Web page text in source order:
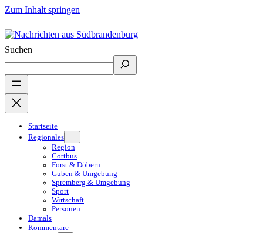
Zum Inhalt springen
Suchen
Startseite
Regionales
Region
Cottbus
Forst & Döbern
Guben & Umgebung
Spremberg & Umgebung
Sport
Wirtschaft
Personen
Damals
Kommentare